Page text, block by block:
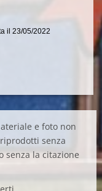
il 23/05/2022
e foto non
senza
senza la citazione